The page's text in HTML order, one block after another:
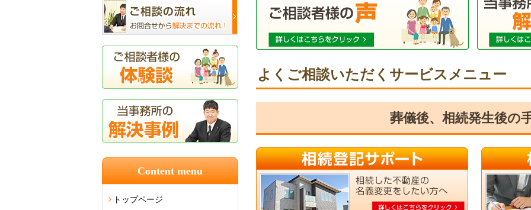
よくご相談いただくサービスメニュー
葬儀後、相続発生後の
Content menu
トップページ